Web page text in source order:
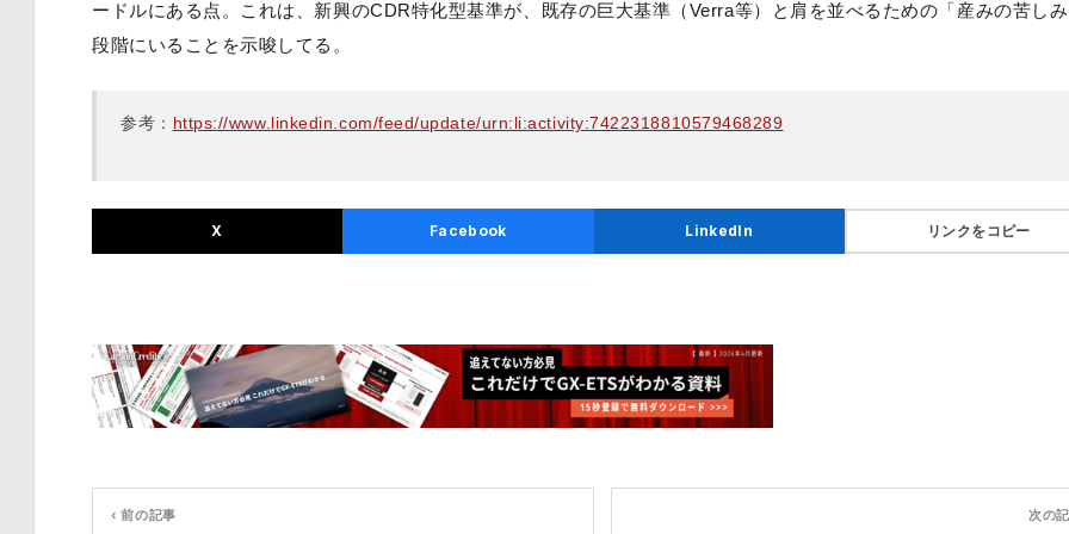
ードルにある点。これは、新興のCDR特化型基準が、既存の巨大基準（Verra等）と肩を並べるための「産みの苦し
段階にいることを示唆してる。
参考： https://www.linkedin.com/feed/update/urn:li:activity:7422318810579468289
X Facebook LinkedIn リンクをコピー
‹ 前の記事 次の